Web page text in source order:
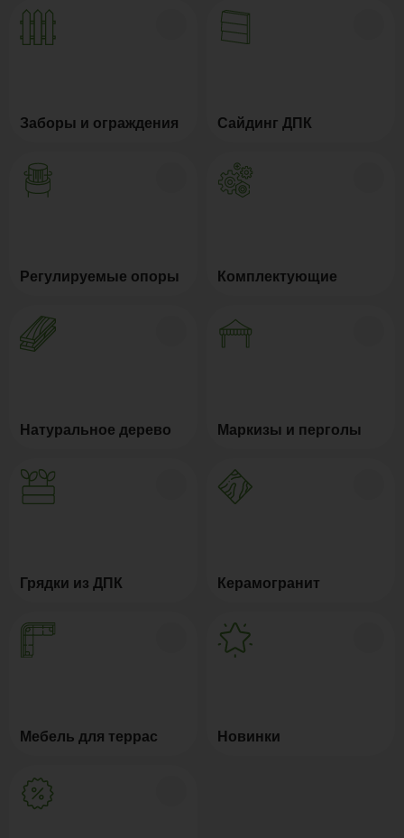
Заборы и ограждения Сайдинг ДПК
Регулируемые опоры Комплектующие
Натуральное дерево Маркизы и перголы
Грядки из ДПК Керамогранит
Мебель для террас Новинки